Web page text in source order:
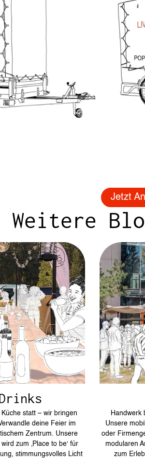
Jetzt
Weitere
statt – wir bringen
deine Feier im
Zentrum. Unsere
zum ‚Place to be‘ für
stimmungsvolles Licht
Handwerk
Unsere
oder
modularen
zum